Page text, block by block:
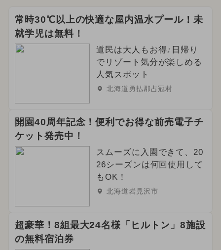
常時30℃以上の快適な屋内温水プール！未
就学児は無料！
道民は大人もお得♪日帰り
でリゾート気分が楽しめる
人気スポット
北海道勇払郡占冠村
開園40周年記念！便利でお得な前売電子チ
ケット発売中！
スムーズに入園できて、20
26シーズンは何回使用して
もOK！
北海道岩見沢市
超豪華！8組最大24名様「ヒルトン」8施設
の無料宿泊券